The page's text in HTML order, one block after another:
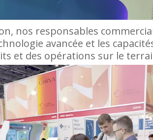
nos responsables
avancée et les
et des opérations sur le